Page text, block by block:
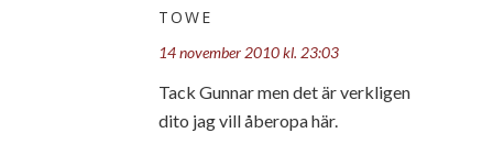
TOWE
14 november 2010 kl. 23:03
Tack Gunnar men det är verkligen
dito jag vill åberopa här.